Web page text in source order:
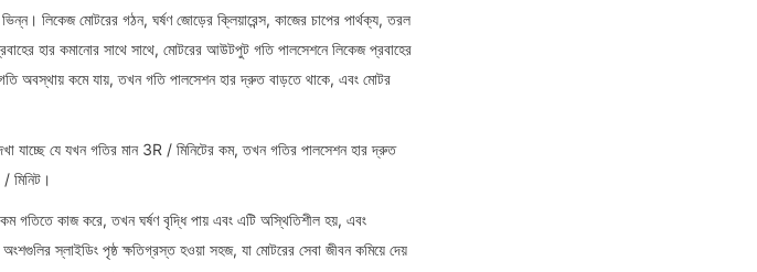
লিকেজ মোটরের গঠন, ঘর্ষণ জোড়ের ক্লিয়ারেন্স, কাজের চাপের পার্থক্য, তরল
হার কমানোর সাথে সাথে, মোটরের আউটপুট গতি পালসেশনে লিকেজ প্রবাহের
অবস্থায় কমে যায়, তখন গতি পালসেশন হার দ্রুত বাড়তে থাকে, এবং মোটর
যাচ্ছে যে যখন গতির মান 3R / মিনিটের কম, তখন গতির পালসেশন হার দ্রুত
/ মিনিট।
গতিতে কাজ করে, তখন ঘর্ষণ বৃদ্ধি পায় এবং এটি অস্থিতিশীল হয়, এবং
স্লাইডিং পৃষ্ঠ ক্ষতিগ্রস্ত হওয়া সহজ, যা মোটরের সেবা জীবন কমিয়ে দেয়